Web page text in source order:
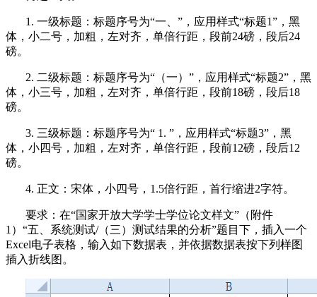
1. 一级标题：标题序号为“一、”，应用样式“标题1”，黑
体，小二号，加粗，左对齐，单倍行距，段前24磅，段后24
磅。
2. 二级标题：标题序号为“（一）”，应用样式“标题2”，黑
体，小三号，加粗，左对齐，单倍行距，段前18磅，段后18
磅。
3. 三级标题：标题序号为“ 1. ”，应用样式“标题3”，黑
体，小四号，加粗，左对齐，单倍行距，段前12磅，段后12
磅。
4. 正文：宋体，小四号， 1.5倍行距，首行缩进2字符。
要求：在“国家开放大学学士学位论文样文”（附件
1 ）“五、系统测试/（三）测试结果的分析”题目下，插入一个
Excel电子表格，输入如下数据表，并依据数据表按下列样图
插入折线图。